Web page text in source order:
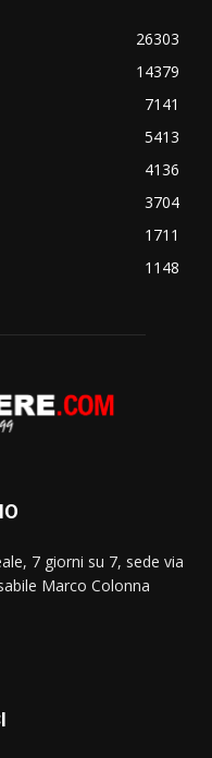
26303
14379
7141
5413
4136
3704
1711
1148
7 giorni su 7, sede via
Marco Colonna